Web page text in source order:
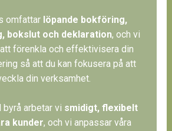
omfattar löpande bokföring,
bokslut och deklaration, och vi
förenkla och effektivisera din
så att du kan fokusera på att
din verksamhet.
arbetar vi smidigt, flexibelt
kunder, och vi anpassar våra